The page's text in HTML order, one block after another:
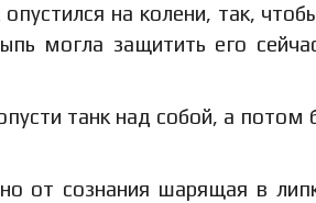
на колени, так,
могла защитить его
танк над собой, а потом
от сознания шарящая в